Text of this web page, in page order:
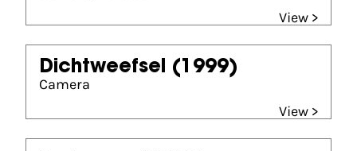
View >
Dichtweefsel (1999)
Camera
View >